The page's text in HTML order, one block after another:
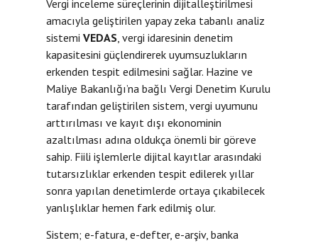
Vergi inceleme süreçlerinin dijitalleştirilmesi
amacıyla geliştirilen yapay zeka tabanlı analiz
sistemi VEDAS , vergi idaresinin denetim
kapasitesini güçlendirerek uyumsuzlukların
erkenden tespit edilmesini sağlar. Hazine ve
Maliye Bakanlığı’na bağlı Vergi Denetim Kurulu
tarafından geliştirilen sistem, vergi uyumunu
arttırılması ve kayıt dışı ekonominin
azaltılması adına oldukça önemli bir göreve
sahip. Fiili işlemlerle dijital kayıtlar arasındaki
tutarsızlıklar erkenden tespit edilerek yıllar
sonra yapılan denetimlerde ortaya çıkabilecek
yanlışlıklar hemen fark edilmiş olur.
Sistem; e-fatura, e-defter, e-arşiv, banka